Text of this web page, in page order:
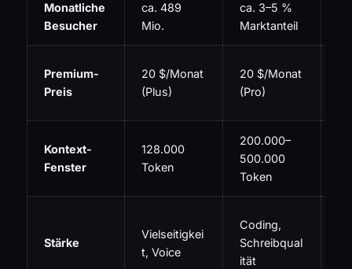
Monatliche
Besucher
ca. 489
Mio.
ca. 3–5 %
Marktanteil
Premium-
Preis
20 $/Monat
(Plus)
20 $/Monat
(Pro)
Kontext-
Fenster
128.000
Token
200.000–
500.000
Token
Stärke
Vielseitigkei
t, Voice
Coding,
Schreibqual
ität